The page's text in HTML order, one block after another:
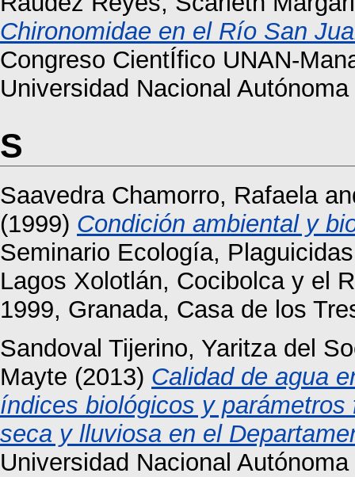
Chironomidae en el Río San
Congreso CientÍfico UNAN-
Universidad Nacional
S
Saavedra Chamorro, Rafaela
(1999) Condición ambiental y
Seminario Ecología,
Lagos Xolotlán, Cocibolca y el
1999, Granada, Casa de los
Sandoval Tijerino, Yaritza del
Mayte (2013) Calidad de agua
índices biológicos y
seca y lluviosa en el
Universidad Nacional